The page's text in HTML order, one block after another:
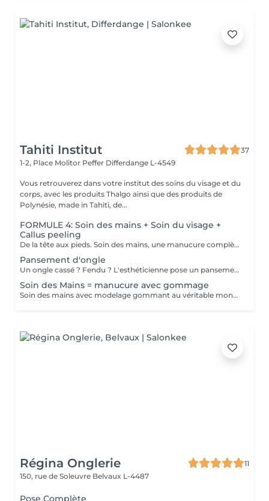
Tahiti Institut
37
1-2, Place Molitor Peffer Differdange L-4549
Vous retrouverez dans votre institut des soins du visage et du
corps, avec les produits Thalgo ainsi que des produits de
Polynésie, made in Tahiti, de...
FORMULE 4: Soin des mains + Soin du visage +
Callus peeling
De la tête aux pieds. Soin des mains, une manucure complète avec trempage, limage, travail des cuticules ainsi que gommage Soin du visage Bora Bora ( gommage et massage à l'huile de coco) Callus peeling, Patch à base d'acide glycolique qui permettent le retrait des callosités au niveau des pieds Pour plus de précision, n'hésitez pas whatsapp, SMS ou appel au 661 555 858
Pansement d'ongle
Un ongle cassé ? Fendu ? L'esthéticienne pose un pansement pour "rassembler" l'ongle le temps qu'il grandisse afin qu'il ne se casse pas davantage. Cette prestation n'est pas médical et ne peut pas se réaliser si on voit trop la chair en dessous ou du sang.
Soin des Mains = manucure avec gommage
Soin des mains avec modelage gommant au véritable monoï de Tahiti comprenant coupage, limage des ongles et travail des cuticules (manucure).
Régina Onglerie
11
150, rue de Soleuvre Belvaux L-4487
Pose Complète